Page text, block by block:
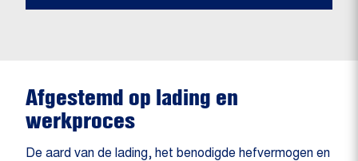
Afgestemd op lading en
werkproces
De aard van de lading, het benodigde hefvermogen en